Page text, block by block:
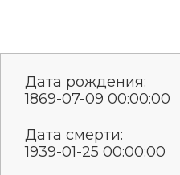
Дата рождения:
1869-07-09 00:00:00
Дата смерти:
1939-01-25 00:00:00